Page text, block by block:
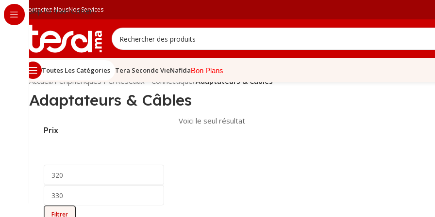
Skip to main content
Contactez-NousNos Services
Toutes Les Catégories Tera Seconde VieNafidaBon Plans
Accueil/ Périphériques PC/ Réseaux - Connectique/Adaptateurs & Câbles
Adaptateurs & Câbles
Prix
Filtrer
Voici le seul résultat